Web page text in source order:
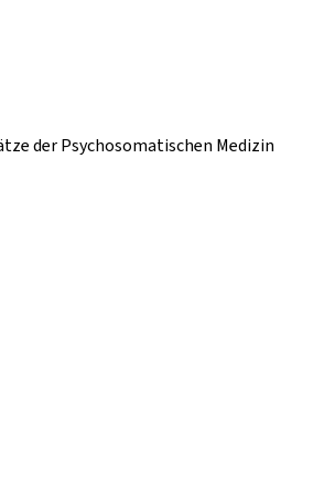
der Psychosomatischen Medizin